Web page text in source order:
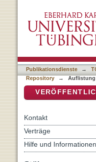
Christoph Peter
Publikationsdienste →
Repository
→ Auflistung
Kontakt
Verträge
Hilfe und Informationen